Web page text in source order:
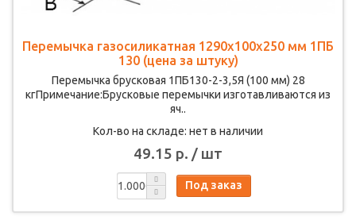
Перемычка газосиликатная 1290х100х250 мм 1ПБ
130 (цена за штуку)
Перемычка брусковая 1ПБ130-2-3,5Я (100 мм) 28
кгПримечание:Брусковые перемычки изготавливаются из
яч..
Кол-во на складе: нет в наличии
49.15 р. / шт
Под заказ